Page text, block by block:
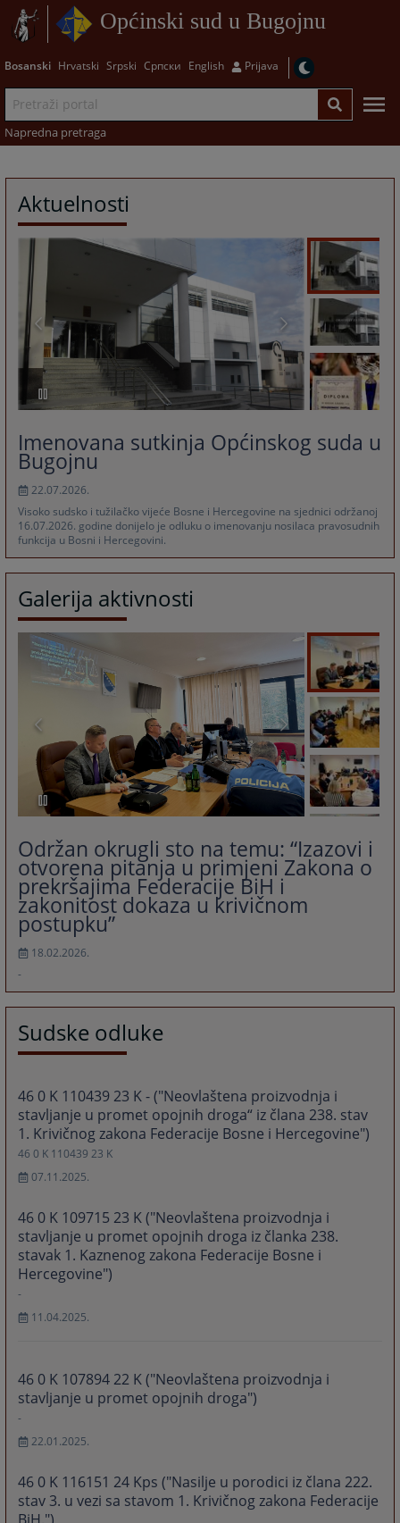
Općinski sud u Bugojnu
Bosanski Hrvatski Srpski Српски English Prijava
Napredna pretraga
Aktuelnosti
Imenovana sutkinja Općinskog suda u
Bugojnu
22.07.2026.
Visoko sudsko i tužilačko vijeće Bosne i Hercegovine na sjednici održanoj
16.07.2026. godine donijelo je odluku o imenovanju nosilaca pravosudnih
funkcija u Bosni i Hercegovini.
Galerija aktivnosti
Održan okrugli sto na temu: “Izazovi i
otvorena pitanja u primjeni Zakona o
prekršajima Federacije BiH i
zakonitost dokaza u krivičnom
postupku”
18.02.2026.
-
Sudske odluke
46 0 K 110439 23 K - ("Neovlaštena proizvodnja i
stavljanje u promet opojnih droga“ iz člana 238. stav
1. Krivičnog zakona Federacije Bosne i Hercegovine")
46 0 K 110439 23 K
07.11.2025.
46 0 K 109715 23 K ("Neovlaštena proizvodnja i
stavljanje u promet opojnih droga iz članka 238.
stavak 1. Kaznenog zakona Federacije Bosne i
Hercegovine")
-
11.04.2025.
46 0 K 107894 22 K ("Neovlaštena proizvodnja i
stavljanje u promet opojnih droga")
-
22.01.2025.
46 0 K 116151 24 Kps ("Nasilje u porodici iz člana 222.
stav 3. u vezi sa stavom 1. Krivičnog zakona Federacije